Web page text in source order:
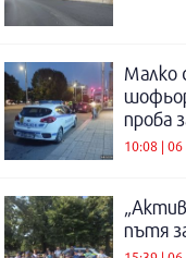
Малко
проба
10:08 |
пътя